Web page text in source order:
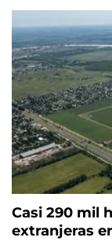
Casi 290 mil
extranjeras